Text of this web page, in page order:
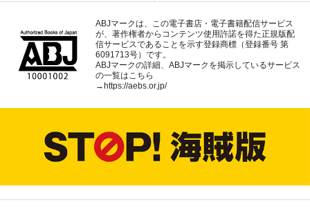
ABJマークは、この電子書店・電子書籍配信サービス
が、著作権者からコンテンツ使用許諾を得た正規版配
信サービスであることを示す登録商標（登録番号 第
6091713号）です。
ABJマークの詳細、ABJマークを掲示しているサービス
の一覧はこちら
→https://aebs.or.jp/